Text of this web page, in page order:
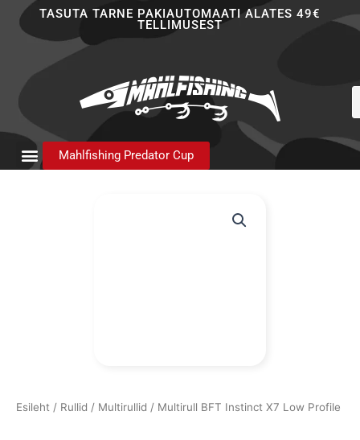
TASUTA TARNE PAKIAUTOMAATI ALATES 49€
TELLIMUSEST
Mahlfishing Predator Cup
Esileht / Rullid / Multirullid / Multirull BFT Instinct X7 Low Profile